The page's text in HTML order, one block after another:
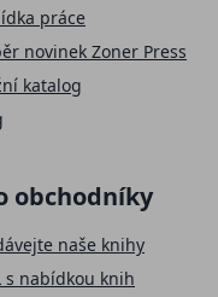
práce
novinek Zoner Press
katalog
obchodníky
naše knihy
s nabídkou knih